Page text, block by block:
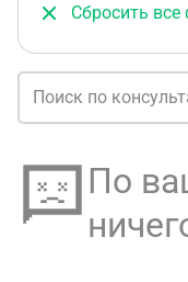
Сбросить
По